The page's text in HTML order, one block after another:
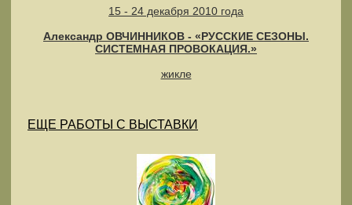
15 - 24 декабря 2010 года
Александр ОВЧИННИКОВ - «РУССКИЕ СЕЗОНЫ.
СИСТЕМНАЯ ПРОВОКАЦИЯ.»
жикле
ЕЩЕ РАБОТЫ С ВЫСТАВКИ